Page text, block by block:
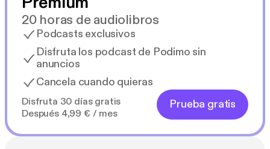
20 horas de audiolibros
Podcasts exclusivos
Disfruta los podcast de Podimo sin
anuncios
Cancela cuando quieras
Disfruta 30 días gratis
Después 4,99 € / mes
Prueba gratis